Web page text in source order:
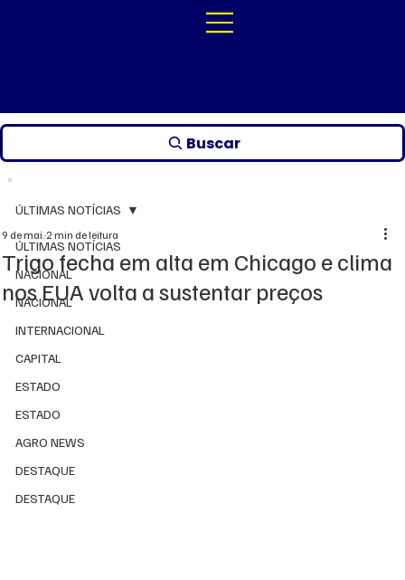
Buscar
ÚLTIMAS NOTÍCIAS
NACIONAL
NACIONAL
INTERNACIONAL
CAPITAL
ESTADO
ESTADO
AGRO NEWS
DESTAQUE
DESTAQUE
ÚLTIMAS NOTÍCIAS
Trigo fecha em alta em Chicago e clima
nos EUA volta a sustentar preços
9 de mai.2 min de leitura